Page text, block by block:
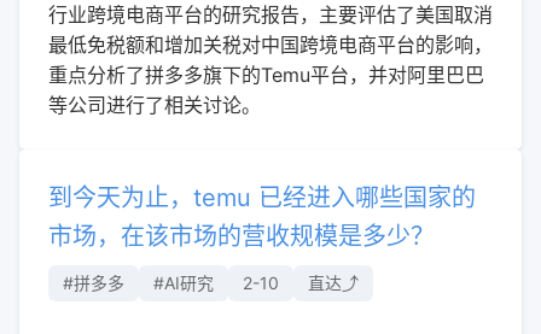
行业跨境电商平台的研究报告，主要评估了美国取消
最低免税额和增加关税对中国跨境电商平台的影响，
重点分析了拼多多旗下的Temu平台，并对阿里巴巴
等公司进行了相关讨论。
到今天为止，temu 已经进入哪些国家的
市场，在该市场的营收规模是多少？
#拼多多 #AI研究 2-10 直达⤴︎